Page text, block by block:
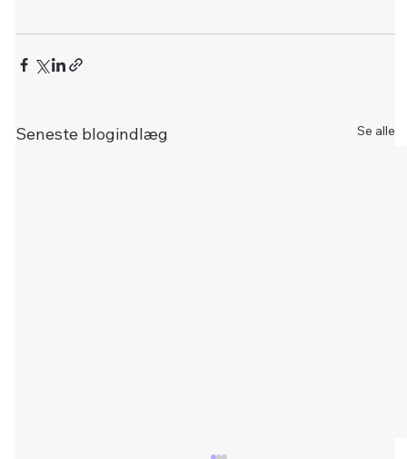
Seneste blogindlæg Se alle